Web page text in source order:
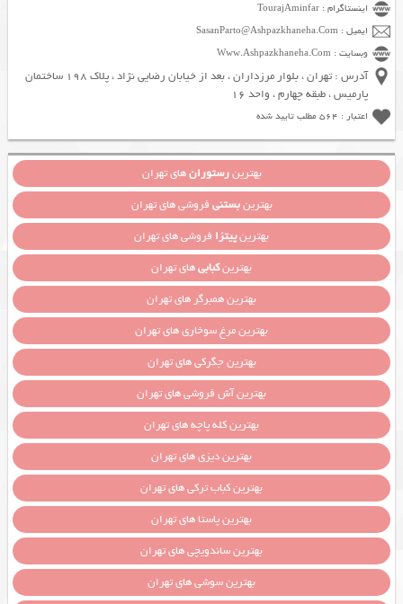
اینستاگرام : TourajAminfar
ایمیل : SasanParto@Ashpazkhaneha.Com
وبسایت : Www.Ashpazkhaneha.Com
آدرس : تهران ، بلوار مرزداران ، بعد از خیابان رضایی نژاد ، پلاک 198 ساختمان
پارمیس ، طبقه چهارم ، واحد 16
اعتبار : 564 مطلب تایید شده
بهترینرستورانهای تهران
بهترینبستنی فروشی های تهران
بهترینپیتزا فروشی های تهران
بهترینکبابیهای تهران
بهترین همبرگر های تهران
بهترین مرغ سوخاری های تهران
بهترین جگرکی های تهران
بهترین آش فروشی های تهران
بهترین کله پاچه های تهران
بهترین دیزی های تهران
بهترین کباب ترکی های تهران
بهترین پاستا های تهران
بهترین ساندویچی های تهران
بهترین سوشی های تهران